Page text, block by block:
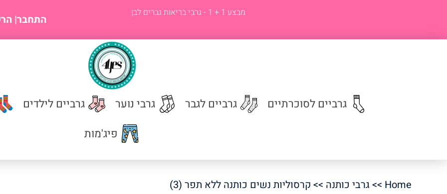
מגוון רחב של גרבים לגברים התחבר|
גרביים לסוכרתיים
גרבי גברים
גרבים קצרות
גרביים לגבר
גברים קלאסי
גרבים חסידים
גרבי נוער
גרביים לילדים
פיג'מות
פיג'מות לנוער
Home
>> גרבי כותנה >> קרסוליות נשים כותנה ללא תפר (3)